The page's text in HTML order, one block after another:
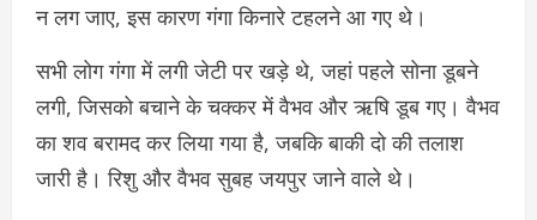
न लग जाए, इस कारण गंगा किनारे टहलने आ गए थे।
सभी लोग गंगा में लगी जेटी पर खड़े थे, जहां पहले सोना डूबने
लगी, जिसको बचाने के चक्कर में वैभव और ऋषि डूब गए। वैभव
का शव बरामद कर लिया गया है, जबकि बाकी दो की तलाश
जारी है। रिशु और वैभव सुबह जयपुर जाने वाले थे।